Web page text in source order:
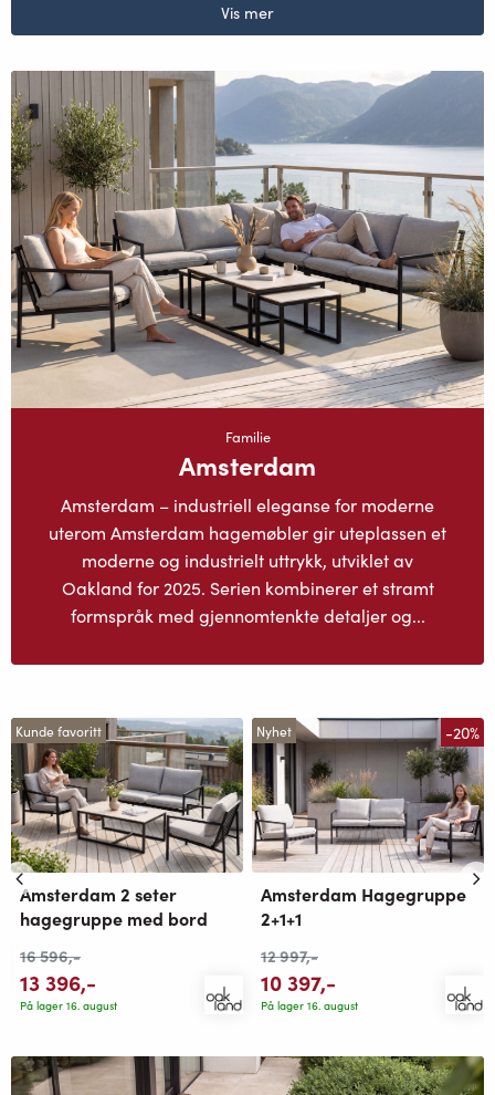
Vis mer
Familie
Amsterdam
Amsterdam – industriell eleganse for moderne
uterom Amsterdam hagemøbler gir uteplassen et
moderne og industrielt uttrykk, utviklet av
Oakland for 2025. Serien kombinerer et stramt
formspråk med gjennomtenkte detaljer og...
Kunde favoritt
Amsterdam 2 seter
hagegruppe med bord
16 596,-
13 396,-
På lager 16. august
Nyhet -20%
Amsterdam Hagegruppe
2+1+1
12 997,-
10 397,-
På lager 16. august